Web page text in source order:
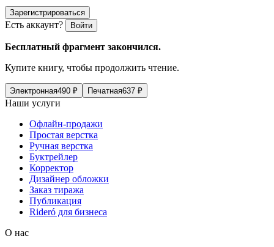
Зарегистрироваться
Есть аккаунт? Войти
Бесплатный фрагмент закончился.
Купите книгу, чтобы продолжить чтение.
Электронная490 ₽ Печатная637 ₽
Наши услуги
Офлайн-продажи
Простая верстка
Ручная верстка
Буктрейлер
Корректор
Дизайнер обложки
Заказ тиража
Публикация
Rideró для бизнеса
О нас